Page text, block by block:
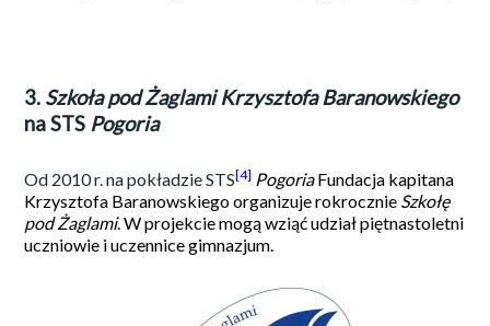
3. Szkoła pod Żaglami Krzysztofa Baranowskiego
na STS Pogoria
Od 2010 r. na pokładzie STS[4] PogoriaFundacja kapitana
Krzysztofa Baranowskiego organizuje rokrocznie Szkołę
pod Żaglami. W projekcie mogą wziąć udział piętnastoletni
uczniowie i uczennice gimnazjum.